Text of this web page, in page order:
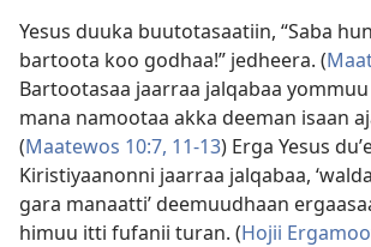
Yesus duuka buutotasaatiin, “Saba
bartoota koo godhaa!” jedheera. (
Bartootasaa jaarraa jalqabaa
mana namootaa akka deeman isaan
(Maatewos 10:7, 11-13) Erga Yesus
Kiristiyaanonni jaarraa jalqabaa,
gara manaatti’ deemuudhaan
himuu itti fufanii turan. (Hojii